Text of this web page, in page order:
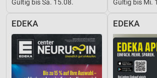
Gültig bis Sa. 15.08. Gültig bis Mi.
EDEKA EDEKA